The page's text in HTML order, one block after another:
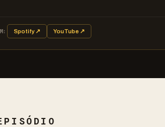
Spotify ↗ YouTube ↗